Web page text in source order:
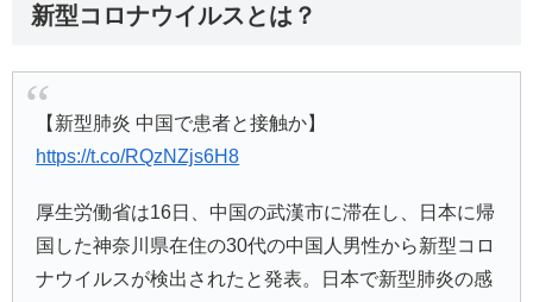
新型コロナウイルスとは？
【新型肺炎 中国で患者と接触か】
https://t.co/RQzNZjs6H8
厚生労働省は16日、中国の武漢市に滞在し、日本に帰
国した神奈川県在住の30代の中国人男性から新型コロ
ナウイルスが検出されたと発表。日本で新型肺炎の感